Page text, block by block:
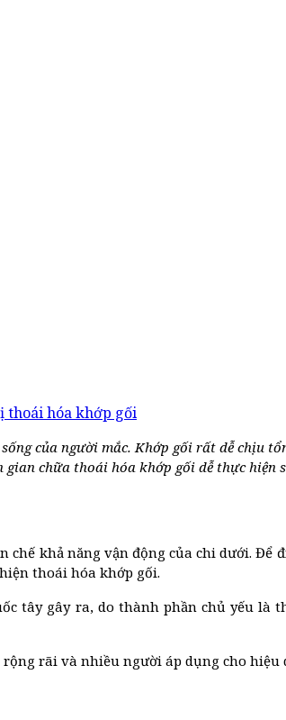
thoái hóa khớp gối
của người mắc. Khớp gối rất dễ chịu
chữa thoái hóa khớp gối dễ thực hiện
khả năng vận động của chi dưới.
thoái hóa khớp gối.
tây gây ra, do thành phần chủ yếu là
rãi và nhiều người áp dụng cho hiệu